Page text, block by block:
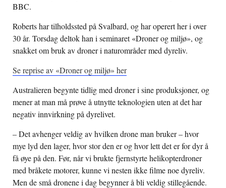
BBC.
Roberts har tilholdssted på Svalbard, og har operert her i over
30 år. Torsdag deltok han i seminaret «Droner og miljø», og
snakket om bruk av droner i naturområder med dyreliv.
Se reprise av «Droner og miljø» her
Australieren begynte tidlig med droner i sine produksjoner, og
mener at man må prøve å utnytte teknologien uten at det har
negativ innvirkning på dyrelivet.
– Det avhenger veldig av hvilken drone man bruker – hvor
mye lyd den lager, hvor stor den er og hvor lett det er for dyr å
få øye på den. Før, når vi brukte fjernstyrte helikopterdroner
med bråkete motorer, kunne vi nesten ikke filme noe dyreliv.
Men de små dronene i dag begynner å bli veldig stillegående.